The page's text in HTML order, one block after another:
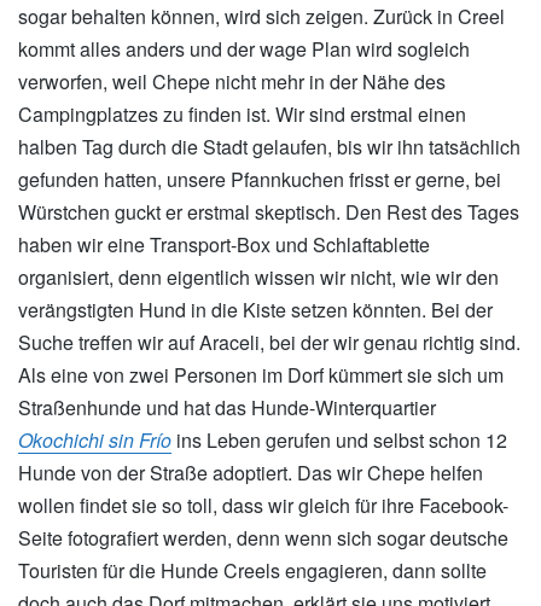
sogar behalten können, wird sich zeigen. Zurück in Creel
kommt alles anders und der wage Plan wird sogleich
verworfen, weil Chepe nicht mehr in der Nähe des
Campingplatzes zu finden ist. Wir sind erstmal einen
halben Tag durch die Stadt gelaufen, bis wir ihn tatsächlich
gefunden hatten, unsere Pfannkuchen frisst er gerne, bei
Würstchen guckt er erstmal skeptisch. Den Rest des Tages
haben wir eine Transport-Box und Schlaftablette
organisiert, denn eigentlich wissen wir nicht, wie wir den
verängstigten Hund in die Kiste setzen könnten. Bei der
Suche treffen wir auf Araceli, bei der wir genau richtig sind.
Als eine von zwei Personen im Dorf kümmert sie sich um
Straßenhunde und hat das Hunde-Winterquartier
Okochichi sin Frío ins Leben gerufen und selbst schon 12
Hunde von der Straße adoptiert. Das wir Chepe helfen
wollen findet sie so toll, dass wir gleich für ihre Facebook-
Seite fotografiert werden, denn wenn sich sogar deutsche
Touristen für die Hunde Creels engagieren, dann sollte